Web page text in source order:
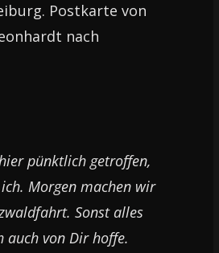
Postkarte von
nach
pünktlich getroffen,
Morgen machen wir
Sonst alles
auch von Dir hoffe.